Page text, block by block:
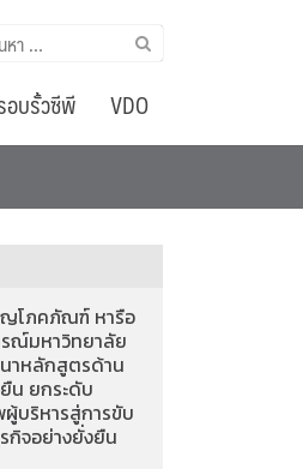
อบรั้วซีพี VDO
ญโภคภัณฑ์ หารือ
ณ์มหาวิทยาลัย
าหลักสูตรด้าน
น ยกระดับ
บริหารสู่การขับ
กิจอย่างยั่งยืน